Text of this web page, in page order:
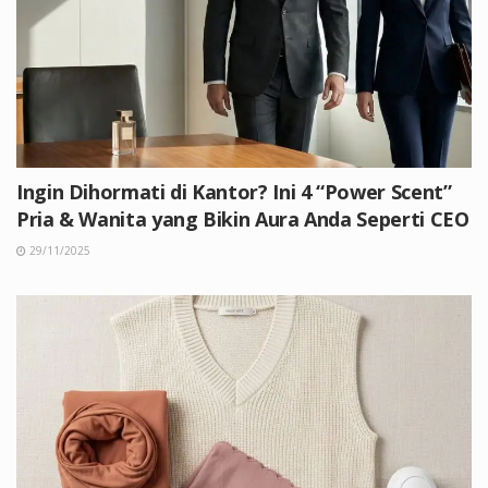
Ingin Dihormati di Kantor? Ini 4 “Power Scent”
Pria & Wanita yang Bikin Aura Anda Seperti CEO
29/11/2025